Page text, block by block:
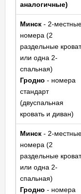
аналогичные)
Минск - 2-
номера (2
раздельные
или одна 2-
спальная)
Гродно - номера
стандарт
(двуспальная
кровать и диван)
Минск - 2-
номера (2
раздельные
или одна 2-
спальная)
Гродно - номера